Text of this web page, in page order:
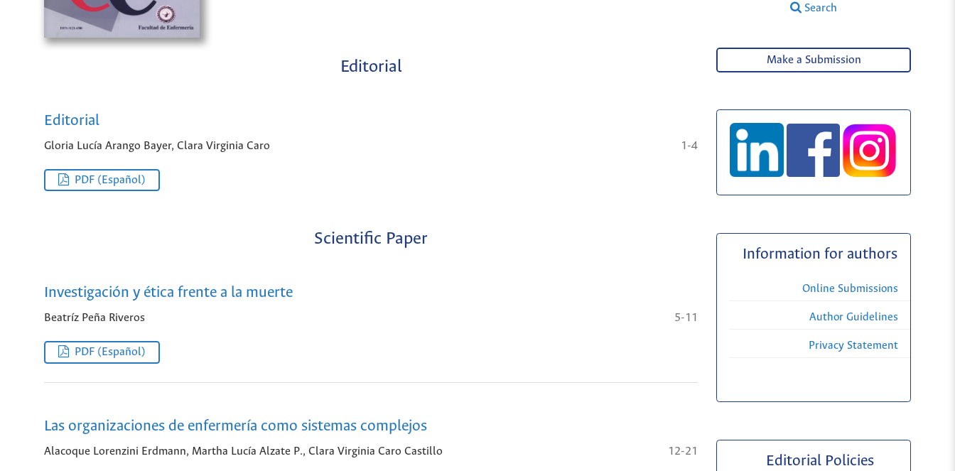
Search
Editorial
Editorial
Gloria Lucía Arango Bayer, Clara Virginia Caro 1-4
PDF (Español)
Scientific Paper
Investigación y ética frente a la muerte
Beatríz Peña Riveros 5-11
PDF (Español)
Las organizaciones de enfermería como sistemas complejos
Alacoque Lorenzini Erdmann, Martha Lucía Alzate P., Clara Virginia Caro Castillo 12-21
Make a Submission
Information for authors
Online Submissions
Author Guidelines
Privacy Statement
Editorial Policies